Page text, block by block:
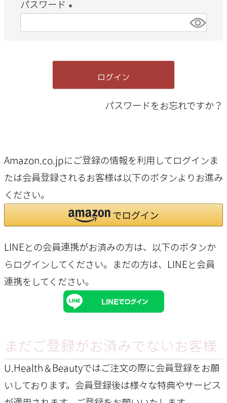
須
)
パスワード
須
ログイン
パスワードをお忘れですか？
Amazon.co.jpにご登録の情報を利用してログインま
たは会員登録されるお客様は以下のボタンよりお進み
ください。
LINEとの会員連携がお済みの方は、以下のボタンか
らログインしてください。まだの方は、
LINEと会員
連携をしてください。
まだご登録がお済みでないお客様
U.Health＆Beautyではご注文の際に会員登録をお願
いしております。会員登録後は様々な特典やサービス